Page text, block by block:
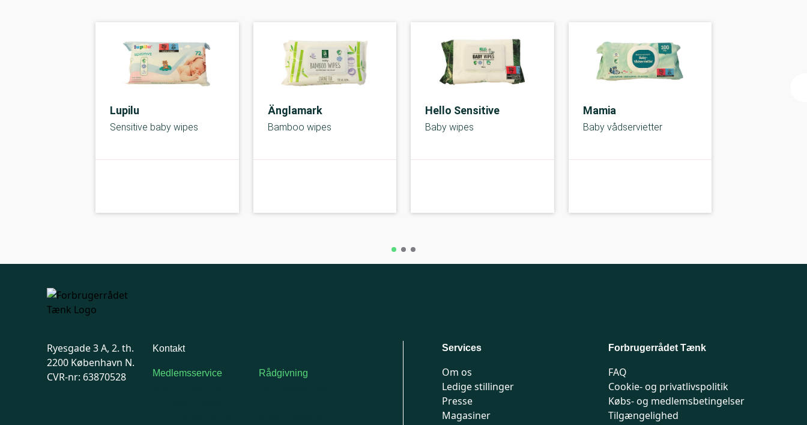
Lupilu
Sensitive baby wipes
Änglamark
Bamboo wipes
Hello Sensitive
Baby wipes
Mamia
Baby vådservietter
Ryesgade 3 A, 2. th.
2200 København N.
CVR-nr: 63870528
Kontakt
Medlemsservice Rådgivning
Services
Om os
Ledige stillinger
Presse
Magasiner
Forbrugerrådet Tænk
FAQ
Cookie- og privatlivspolitik
Købs- og medlemsbetingelser
Tilgængelighed